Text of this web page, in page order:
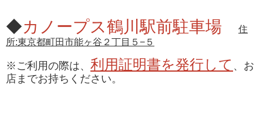
◆カノープス鶴川駅前駐車場
住
所:東京都町田市能ヶ谷２丁目５−５
※ご利用の際は、 利用証明書を発行して 、お
店までお持ちください。